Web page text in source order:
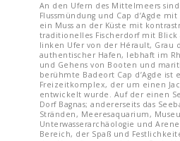
An den Ufern des Mittelmeers sind
Flussmündung und Cap d’Agde
ein Muss an der Küste mit
traditionelles Fischerdorf mit Blick
linken Ufer von der Hérault, Grau
authentischer Hafen, lebhaft im
und Gehens von Booten und
berühmte Badeort Cap d’Agde ist
Freizeitkomplex, der um einen
entwickelt wurde. Auf der einen
Dorf Bagnas; andererseits das
Stränden, Meeresaquarium,
Unterwasserarchäologie und
Bereich, der Spaß und